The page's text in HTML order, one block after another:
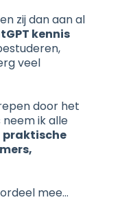
zij dan aan al
kennis
veel
door het
neem ik alle
praktische
mee…